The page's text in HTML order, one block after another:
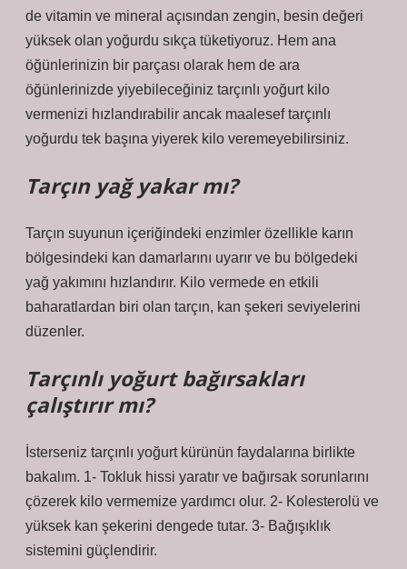
de vitamin ve mineral açısından zengin, besin değeri
yüksek olan yoğurdu sıkça tüketiyoruz. Hem ana
öğünlerinizin bir parçası olarak hem de ara
öğünlerinizde yiyebileceğiniz tarçınlı yoğurt kilo
vermenizi hızlandırabilir ancak maalesef tarçınlı
yoğurdu tek başına yiyerek kilo veremeyebilirsiniz.
Tarçın yağ yakar mı?
Tarçın suyunun içeriğindeki enzimler özellikle karın
bölgesindeki kan damarlarını uyarır ve bu bölgedeki
yağ yakımını hızlandırır. Kilo vermede en etkili
baharatlardan biri olan tarçın, kan şekeri seviyelerini
düzenler.
Tarçınlı yoğurt bağırsakları
çalıştırır mı?
İsterseniz tarçınlı yoğurt kürünün faydalarına birlikte
bakalım. 1- Tokluk hissi yaratır ve bağırsak sorunlarını
çözerek kilo vermemize yardımcı olur. 2- Kolesterolü ve
yüksek kan şekerini dengede tutar. 3- Bağışıklık
sistemini güçlendirir.